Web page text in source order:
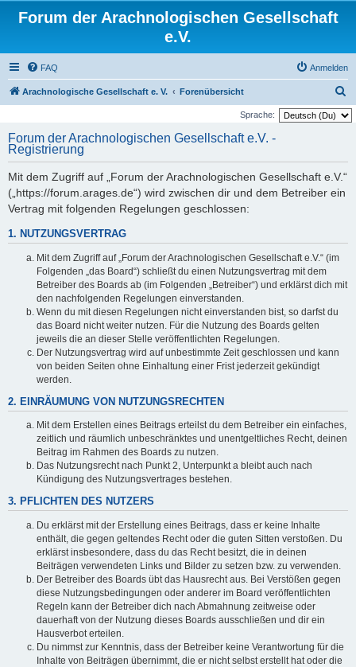
Forum der Arachnologischen Gesellschaft
e.V.
FAQ Anmelden
Arachnologische Gesellschaft e. V. Forenübersicht
u
Sprache:
Forum der Arachnologischen Gesellschaft e.V. -
Registrierung
Mit dem Zugriff auf „Forum der Arachnologischen Gesellschaft e.V.“
(„https://forum.arages.de“) wird zwischen dir und dem Betreiber ein
Vertrag mit folgenden Regelungen geschlossen:
1. NUTZUNGSVERTRAG
Mit dem Zugriff auf „Forum der Arachnologischen Gesellschaft e.V.“ (im
Folgenden „das Board“) schließt du einen Nutzungsvertrag mit dem
Betreiber des Boards ab (im Folgenden „Betreiber“) und erklärst dich mit
den nachfolgenden Regelungen einverstanden.
Wenn du mit diesen Regelungen nicht einverstanden bist, so darfst du
das Board nicht weiter nutzen. Für die Nutzung des Boards gelten
jeweils die an dieser Stelle veröffentlichten Regelungen.
Der Nutzungsvertrag wird auf unbestimmte Zeit geschlossen und kann
von beiden Seiten ohne Einhaltung einer Frist jederzeit gekündigt
werden.
2. EINRÄUMUNG VON NUTZUNGSRECHTEN
Mit dem Erstellen eines Beitrags erteilst du dem Betreiber ein einfaches,
zeitlich und räumlich unbeschränktes und unentgeltliches Recht, deinen
Beitrag im Rahmen des Boards zu nutzen.
Das Nutzungsrecht nach Punkt 2, Unterpunkt a bleibt auch nach
Kündigung des Nutzungsvertrages bestehen.
3. PFLICHTEN DES NUTZERS
Du erklärst mit der Erstellung eines Beitrags, dass er keine Inhalte
enthält, die gegen geltendes Recht oder die guten Sitten verstoßen. Du
erklärst insbesondere, dass du das Recht besitzt, die in deinen
Beiträgen verwendeten Links und Bilder zu setzen bzw. zu verwenden.
Der Betreiber des Boards übt das Hausrecht aus. Bei Verstößen gegen
diese Nutzungsbedingungen oder anderer im Board veröffentlichten
Regeln kann der Betreiber dich nach Abmahnung zeitweise oder
dauerhaft von der Nutzung dieses Boards ausschließen und dir ein
Hausverbot erteilen.
Du nimmst zur Kenntnis, dass der Betreiber keine Verantwortung für die
Inhalte von Beiträgen übernimmt, die er nicht selbst erstellt hat oder die